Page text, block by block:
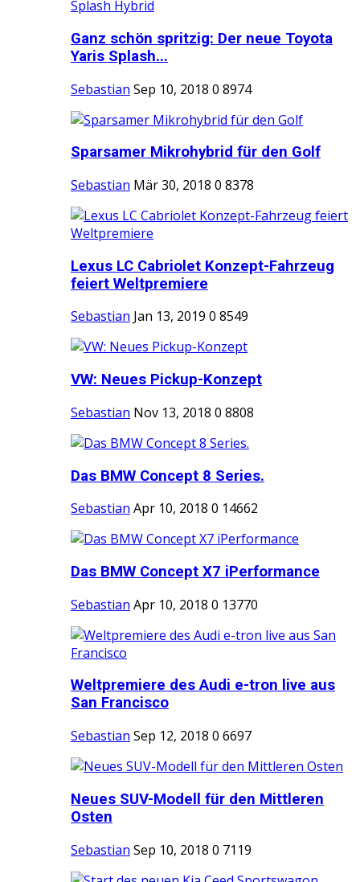
Ganz schön spritzig: Der neue Toyota
Yaris Splash...
Sebastian Sep 10, 2018 0 8974
Sparsamer Mikrohybrid für den Golf
Sebastian Mär 30, 2018 0 8378
Lexus LC Cabriolet Konzept-Fahrzeug
feiert Weltpremiere
Sebastian Jan 13, 2019 0 8549
VW: Neues Pickup-Konzept
Sebastian Nov 13, 2018 0 8808
Das BMW Concept 8 Series.
Sebastian Apr 10, 2018 0 14662
Das BMW Concept X7 iPerformance
Sebastian Apr 10, 2018 0 13770
Weltpremiere des Audi e-tron live aus
San Francisco
Sebastian Sep 12, 2018 0 6697
Neues SUV-Modell für den Mittleren
Osten
Sebastian Sep 10, 2018 0 7119